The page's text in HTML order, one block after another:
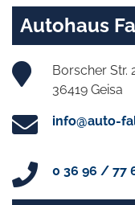
Autohaus
Borscher Str.
36419 Geisa
info@auto-
0 36 96 / 77